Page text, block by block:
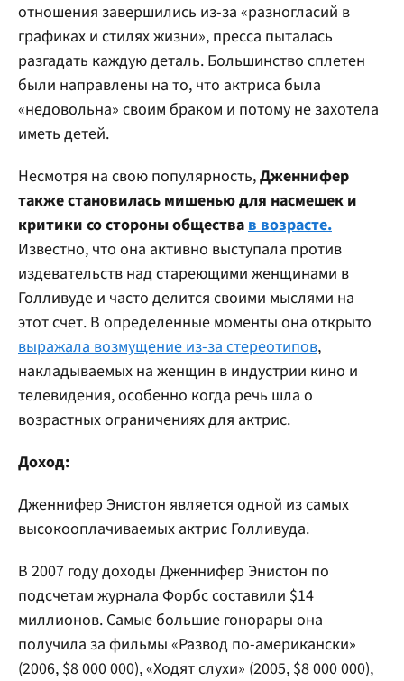
отношения завершились из-за «разногласий в
графиках и стилях жизни», пресса пыталась
разгадать каждую деталь. Большинство сплетен
были направлены на то, что актриса была
«недовольна» своим браком и потому не захотела
иметь детей.
Несмотря на свою популярность,Дженнифер
также становилась мишенью для насмешек и
критики со стороны обществав возрасте.
Известно, что она активно выступала против
издевательств над стареющими женщинами в
Голливуде и часто делится своими мыслями на
этот счет. В определенные моменты она открыто
выражала возмущение из-за стереотипов,
накладываемых на женщин в индустрии кино и
телевидения, особенно когда речь шла о
возрастных ограничениях для актрис.
Доход:
Дженнифер Энистон является одной из самых
высокооплачиваемых актрис Голливуда.
В 2007 году доходы Дженнифер Энистон по
подсчетам журнала Форбс составили $14
миллионов. Самые большие гонорары она
получила за фильмы «Развод по-американски»
(2006, $8 000 000), «Ходят слухи» (2005, $8 000 000),